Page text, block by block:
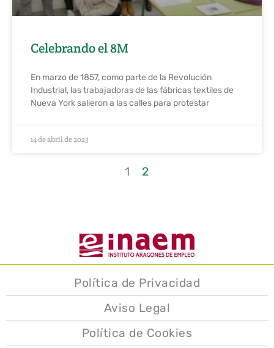
Celebrando el 8M
En marzo de 1857, como parte de la Revolución
Industrial, las trabajadoras de las fábricas textiles de
Nueva York salieron a las calles para protestar
14 de abril de 2023
1 2
Política de Privacidad
Aviso Legal
Política de Cookies